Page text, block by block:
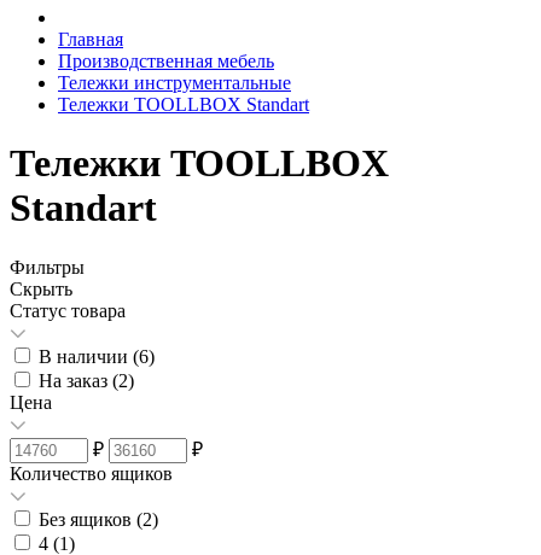
Главная
Производственная мебель
Тележки инструментальные
Тележки TOOLLBOX Standart
Тележки TOOLLBOX
Standart
Фильтры
Скрыть
Статус товара
В наличии (6)
На заказ (2)
Цена
₽
₽
Количество ящиков
Без ящиков (2)
4 (1)